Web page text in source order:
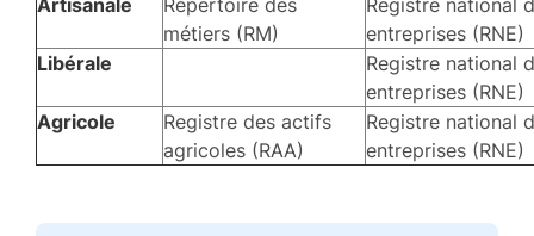
Artisanale
Répertoire des
métiers (RM)
Registre national
entreprises (RNE)
Libérale
Registre national
entreprises (RNE)
Agricole
Registre des actifs
agricoles (RAA)
Registre national
entreprises (RNE)